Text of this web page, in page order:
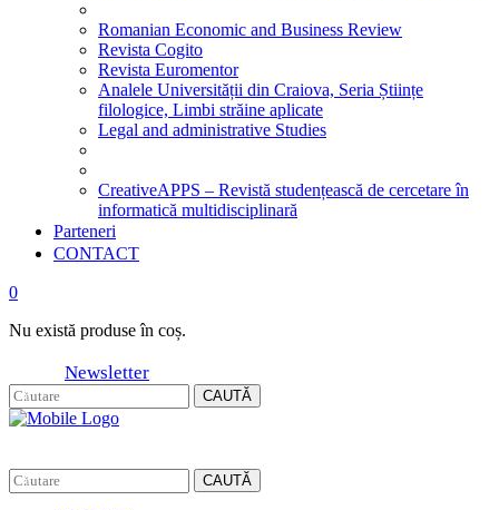
Romanian Economic and Business Review
Revista Cogito
Revista Euromentor
Analele Universității din Craiova, Seria Științe
filologice, Limbi străine aplicate
Legal and administrative Studies
CreativeAPPS – Revistă studențească de cercetare în
informatică multidisciplinară
Parteneri
CONTACT
0
Nu există produse în coș.
Newsletter
CAUTĂ
CAUTĂ